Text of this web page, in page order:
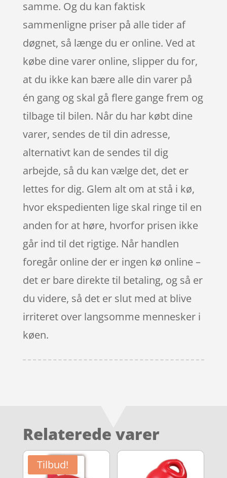
samme. Og du kan faktisk
sammenligne priser på alle tider af
døgnet, så længe du er online. Ved at
købe dine varer online, slipper du for,
at du ikke kan bære alle din varer på
én gang og skal gå flere gange frem og
tilbage til bilen. Når du har købt dine
varer, sendes de til din adresse,
alternativt kan de sendes til dig
arbejde, så du kan vælge det, det er
lettes for dig. Glem alt om at stå i kø,
hvor ekspedienten lige skal ringe til en
anden for at høre, hvorfor prisen ikke
går ind til det rigtige. Når handlen
foregår online der er ingen kø online –
det er bare direkte til betaling, og så er
du videre, så det er slut med at blive
irriteret over langsomme mennesker i
køen.
Relaterede varer
Tilbud!